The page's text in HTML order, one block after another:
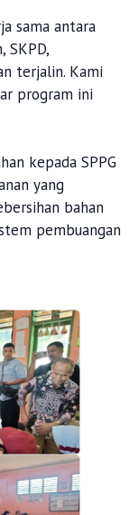
sama antara
SKPD,
terjalin. Kami
program ini
kepada SPPG
yang
bahan
pembuangan